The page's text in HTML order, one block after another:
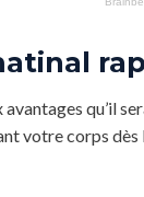
qu’il
votre corps